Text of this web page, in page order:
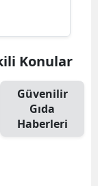
Konular
Güvenilir
Gıda
Haberleri